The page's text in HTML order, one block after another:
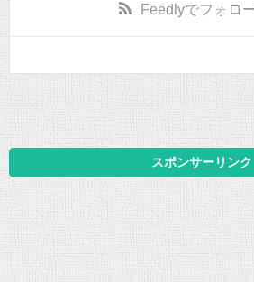
Feedlyでフォロ
スポンサーリンク